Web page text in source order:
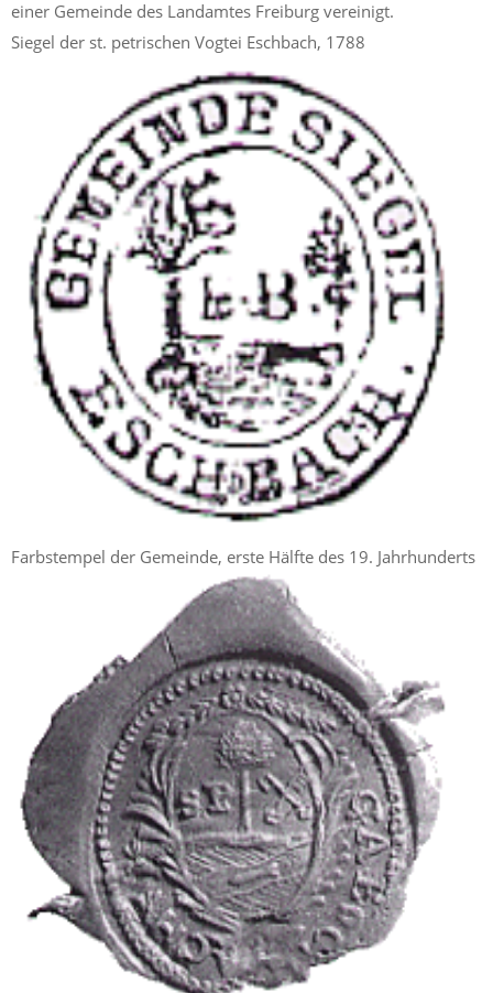
einer Gemeinde des Landamtes Freiburg vereinigt.
Siegel der st. petrischen Vogtei Eschbach, 1788
Farbstempel der Gemeinde, erste Hälfte des 19. Jahrhunderts